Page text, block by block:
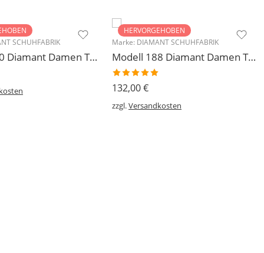
SCHUHFABRIK
Modell 140 Diamant Damen Trainerschuh Microfaser 3,7 cm
HERVORGEHOBEN
Marke: DIAMANT SCHUHFABRIK
Modell 188 Diamant Damen Tanzschuh Trainer geteilte Chromledersohle
Bewertet
mit5.00
von 5
132,00€
zzgl.Versandkosten